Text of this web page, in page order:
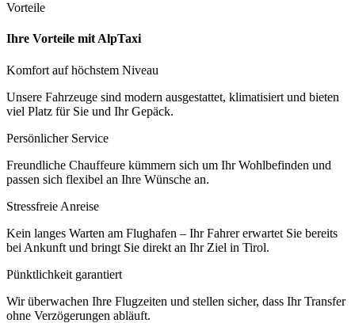
Vorteile
Ihre Vorteile mit AlpTaxi
Komfort auf höchstem Niveau
Unsere Fahrzeuge sind modern ausgestattet, klimatisiert und bieten
viel Platz für Sie und Ihr Gepäck.
Persönlicher Service
Freundliche Chauffeure kümmern sich um Ihr Wohlbefinden und
passen sich flexibel an Ihre Wünsche an.
Stressfreie Anreise
Kein langes Warten am Flughafen – Ihr Fahrer erwartet Sie bereits
bei Ankunft und bringt Sie direkt an Ihr Ziel in Tirol.
Pünktlichkeit garantiert
Wir überwachen Ihre Flugzeiten und stellen sicher, dass Ihr Transfer
ohne Verzögerungen abläuft.